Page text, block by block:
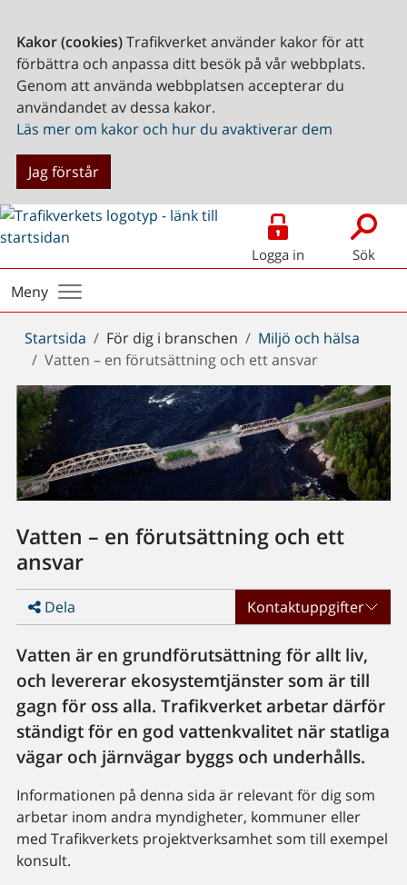
Kakor (cookies)Trafikverket använder kakor för att
förbättra och anpassa ditt besök på vår webbplats.
Genom att använda webbplatsen accepterar du
användandet av dessa kakor.
Läs mer om kakor och hur du avaktiverar dem
Jag förstår
Logga in Sök
Meny
Du
är
här:
Startsida För dig i branschen
Miljö och hälsa
Vatten – en förutsättning och ett ansvar
Vatten – en förutsättning och ett
ansvar
Dela Kontaktuppgifter
Vatten är en grundförutsättning för allt liv,
och levererar ekosystemtjänster som är till
gagn för oss alla. Trafikverket arbetar därför
ständigt för en god vattenkvalitet när statliga
vägar och järnvägar byggs och underhålls.
Informationen på denna sida är relevant för dig som
arbetar inom andra myndigheter, kommuner eller
med Trafikverkets projektverksamhet som till exempel
konsult.